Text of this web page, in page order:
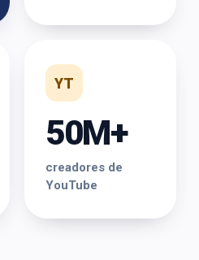
YT
50M+
creadores de
YouTube